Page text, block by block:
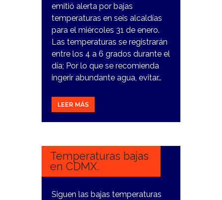
emitió alerta por bajas
temperaturas en seis alcaldías
para el miércoles 31 de enero.
Las temperaturas se registrarán
entre los 4 a 6 grados durante el
día; Por lo que se recomienda
ingerir abundante agua, evitar…
LEER MÁS
11
Temperaturas bajas
en CDMX.
Siguen las bajas temperaturas